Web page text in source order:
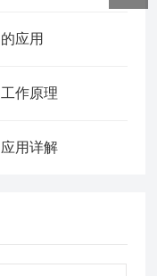
应用
作原理
用详解